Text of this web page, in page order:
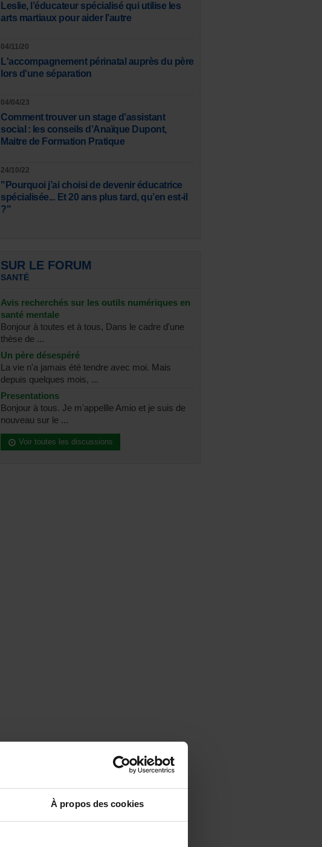
À propos des cookies
Leslie, l’éducateur spécialisé qui utilise les
arts martiaux pour aider l’autre
04/11/20
L'accompagnement périnatal auprès du père
lors d'une séparation
04/04/23
Comment trouver un stage d’assistant
social : les conseils d’Anaïque Dupont,
Maitre de Formation Pratique
24/10/22
"Pourquoi j’ai choisi de devenir éducatrice
spécialisée... Et 20 ans plus tard, qu’en est-il
?"
SUR LE FORUM
SANTÉ
Avis recherchés sur les outils numériques en
santé mentale
Bonjour à toutes et à tous, Dans le cadre d'une
thèse de ...
Un père désespéré
La vie n'a jamais été tendre avec moi. Mais
depuis quelques mois, ...
Presentations
Bonjour à tous. Je m'appellle Amio et je suis de
nouveau sur le ...
Voir toutes les discussions